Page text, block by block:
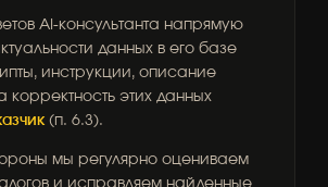
AI-консультанта напрямую
данных в его базе
инструкции, описание
корректность этих данных
(п. 6.3).
мы регулярно оцениваем
и исправляем найденные